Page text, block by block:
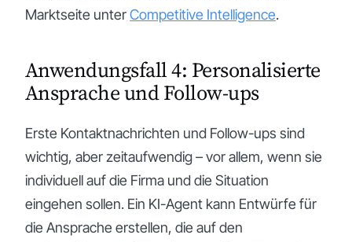
Marktseite unterCompetitive Intelligence.
Anwendungsfall 4: Personalisierte
Ansprache und Follow-ups
Erste Kontaktnachrichten und Follow-ups sind
wichtig, aber zeitaufwendig – vor allem, wenn sie
individuell auf die Firma und die Situation
eingehen sollen. Ein KI-Agent kann Entwürfe für
die Ansprache erstellen, die auf den